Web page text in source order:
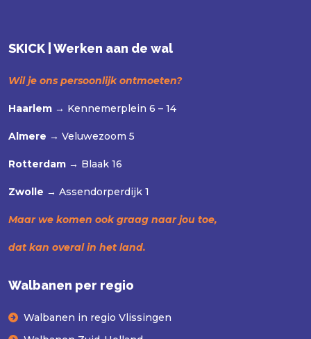
SKICK | Werken aan de wal
Wil je ons persoonlijk ontmoeten?
Haarlem → Kennemerplein 6 – 14
Almere → Veluwezoom 5
Rotterdam → Blaak 16
Zwolle → Assendorperdijk 1
Maar we komen ook graag naar jou toe,
dat kan overal in het land.
Walbanen per regio
Walbanen in regio Vlissingen